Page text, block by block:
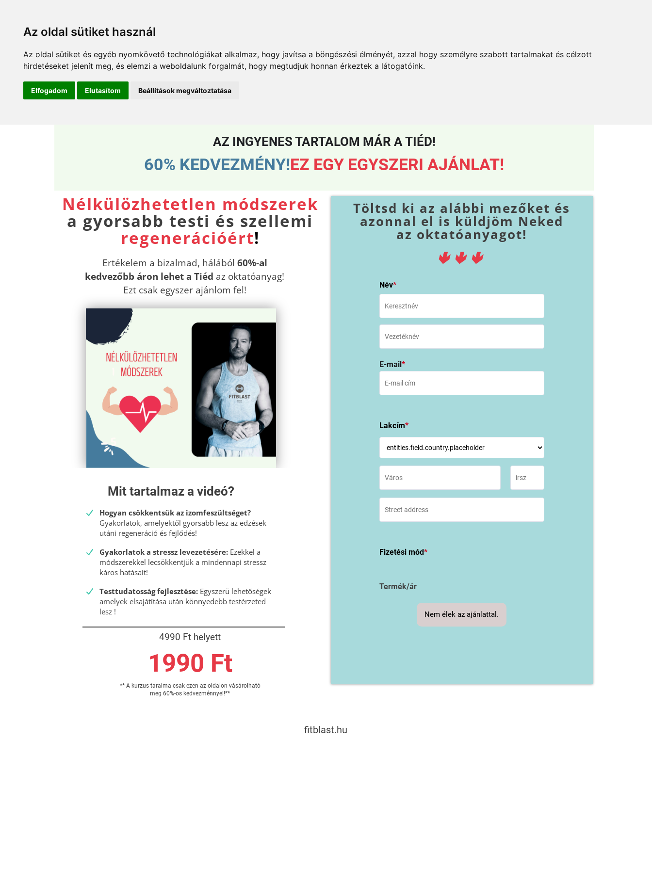
Az oldal sütiket használ
Az oldal sütiket és egyéb nyomkövető technológiákat alkalmaz, hogy javítsa a böngészési élményét, azzal hogy személyre szabott tartalmakat és célzott
hirdetéseket jelenít meg, és elemzi a weboldalunk forgalmát, hogy megtudjuk honnan érkeztek a látogatóink.
Elfogadom Elutasítom Beállítások megváltoztatása
AZ INGYENES TARTALOM MÁR A TIÉD!
60% KEDVEZMÉNY!EZ EGY EGYSZERI AJÁNLAT!
Nélkülözhetetlen módszerek
a gyorsabb testi és szellemi
regenerációért!
Ertékelem a bizalmad, hálából 60%-al
kedvezőbb áron lehet a Tiéd az oktatóanyag!
Ezt csak egyszer ajánlom fel!
Mit tartalmaz a videó?
Hogyan csökkentsük az izomfeszültséget?
Gyakorlatok, amelyektől gyorsabb lesz az edzések
utáni regeneráció és fejlődés!
Gyakorlatok a stressz levezetésére: Ezekkel a
módszerekkel lecsökkentjük a mindennapi stressz
káros hatásait!
Testtudatosság fejlesztése: Egyszerü lehetőségek
amelyek elsajátítása után könnyedebb testérzeted
lesz !
4990 Ft helyett
1990 Ft
** A kurzus taralma csak ezen az oldalon vásárolható
meg 60%-os kedvezménnyel!**
Töltsd ki az alábbi mezőket és
azonnal el is küldjöm Neked
az oktatóanyagot!
🢃🢃🢃
Név*
E-mail*
Lakcím*
Fizetési mód*
Termék/ár
Nem élek az ajánlattal.
fitblast.hu